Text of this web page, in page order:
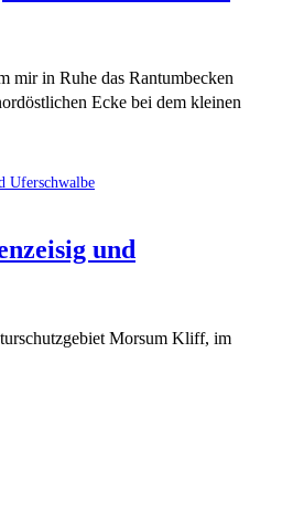
mir in Ruhe das Rantumbecken
Ecke bei dem kleinen
und
Morsum Kliff, im